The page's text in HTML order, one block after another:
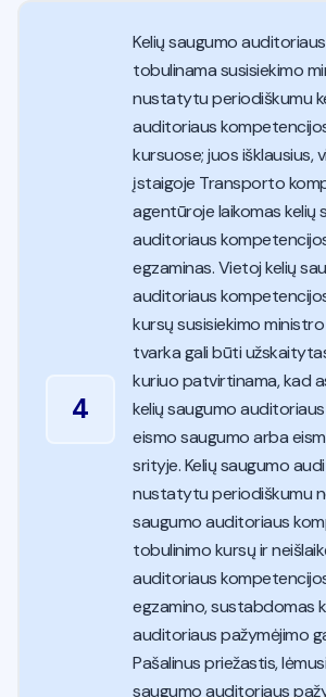
4
Kelių saugumo
tobulinama susisiekimo
nustatytu periodiškumu
auditoriaus
kursuose; juos išklausius,
įstaigoje Transporto
agentūroje laikomas kelių
auditoriaus
egzaminas. Vietoj kelių
auditoriaus
kursų susisiekimo
tvarka gali būti
kuriuo patvirtinama, kad
kelių saugumo
eismo saugumo arba
srityje. Kelių saugumo
nustatytu periodiškumu
saugumo auditoriaus
tobulinimo kursų ir
auditoriaus
egzamino, sustabdomas
auditoriaus pažymėjimo
Pašalinus priežastis,
saugumo auditoriaus